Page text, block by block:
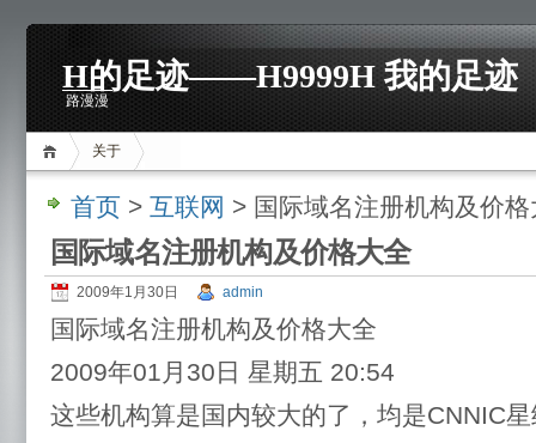
H的足迹——H9999H 我的足迹
路漫漫
关于
首页 > 互联网 > 国际域名注册机构及价格
国际域名注册机构及价格大全
2009年1月30日 admin
国际域名注册机构及价格大全
2009年01月30日 星期五 20:54
这些机构算是国内较大的了，均是CNNIC